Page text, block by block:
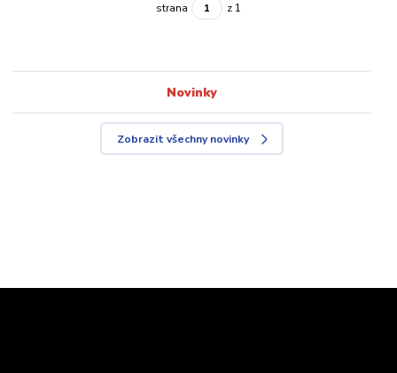
strana z 1
Novinky
Zobrazit všechny novinky